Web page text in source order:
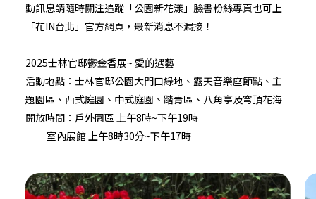
動訊息請隨時關注追蹤「公園新花漾」臉書粉絲專頁也可上
「花IN台北」官方網頁 ，最新消息不漏接！
2025士林官邸鬱金香展~ 愛的遇藝
活動地點：士林官邸公園大門口綠地、露天音樂座節點、主
題園區、西式庭園、中式庭園、踏青區、八角亭及穹頂花海
開放時間：戶外園區 上午8時~下午19時
室內展館 上午8時30分~下午17時